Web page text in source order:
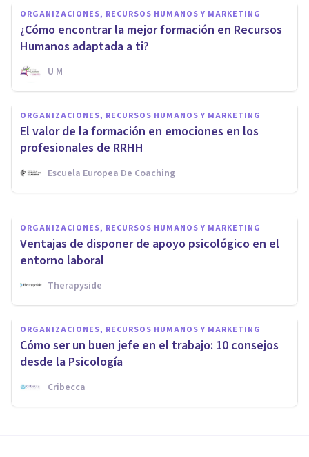
ORGANIZACIONES, RECURSOS HUMANOS Y MARKETING
¿Cómo encontrar la mejor formación en Recursos
Humanos adaptada a ti?
U M
ORGANIZACIONES, RECURSOS HUMANOS Y MARKETING
El valor de la formación en emociones en los
profesionales de RRHH
Escuela Europea De Coaching
ORGANIZACIONES, RECURSOS HUMANOS Y MARKETING
¿Qué hace un departamento de
RRHH para tener satisfechos a
los empleados?
U M
ORGANIZACIONES, RECURSOS HUMANOS Y MARKETING
Ventajas de disponer de apoyo psicológico en el
entorno laboral
Therapyside
ORGANIZACIONES, RECURSOS HUMANOS Y MARKETING
Cómo ser un buen jefe en el trabajo: 10 consejos
desde la Psicología
Cribecca